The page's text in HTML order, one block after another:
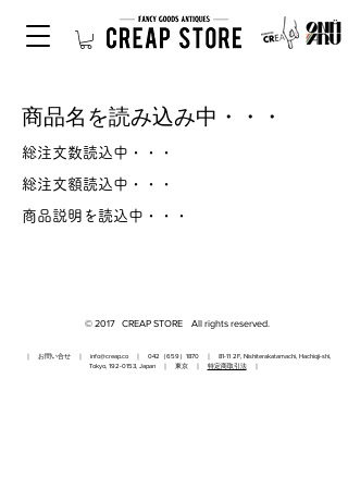
商品名を読み込み中・・・
総注文数読込中・・・
総注文額読込中・・・
商品説明を読込中・・・
© 2017 CREAP STORE All rights reserved.
｜ お問い合せ ｜ info@creap.co｜ 042（659）1870 ｜ 81-11 2F, Nishiterakatamachi, Hachioji-shi,
Tokyo, 192-0153, Japan ｜ 東京 ｜ 特定商取引法｜